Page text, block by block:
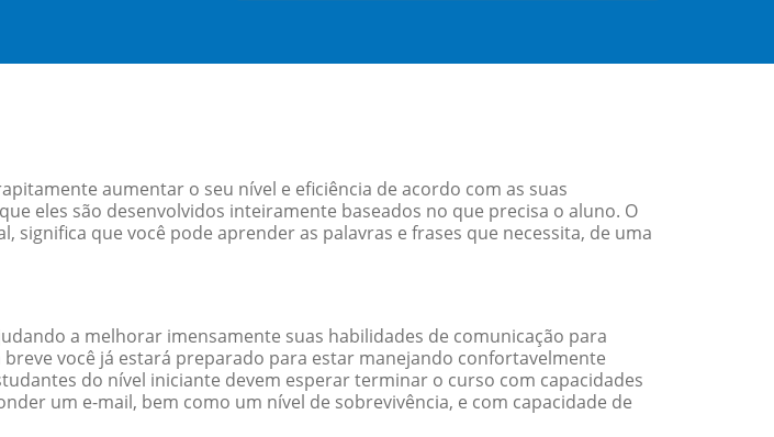
aumentar o seu nível e eficiência de acordo com as suas
eles são desenvolvidos inteiramente baseados no que precisa o aluno. O
que você pode aprender as palavras e frases que necessita, de uma
a melhorar imensamente suas habilidades de comunicação para
você já estará preparado para estar manejando confortavelmente
do nível iniciante devem esperar terminar o curso com capacidades
um e-mail, bem como um nível de sobrevivência, e com capacidade de